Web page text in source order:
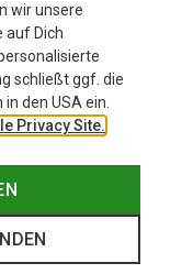
wir unsere
auf Dich
schließt ggf. die
den USA ein.
Privacy Site.